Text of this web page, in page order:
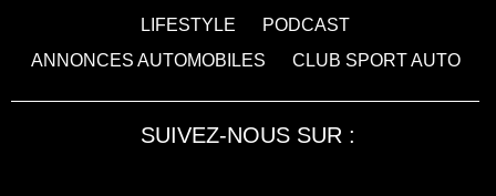
LIFESTYLE
PODCAST
ANNONCES AUTOMOBILES
CLUB SPORT AUTO
SUIVEZ-NOUS SUR :